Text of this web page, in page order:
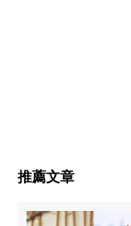
推薦文章